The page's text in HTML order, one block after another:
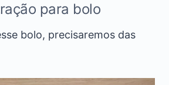
para bolo
bolo, precisaremos das